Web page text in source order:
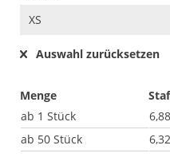
Auswahl zurücksetzen
Menge
ab 1 Stück
ab 50 Stück